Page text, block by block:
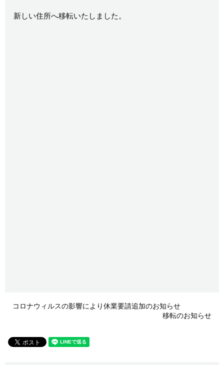
新しい住所へ移転いたしました。
コロナウィルスの影響により休業要請追加のお知らせ
移転のお知らせ